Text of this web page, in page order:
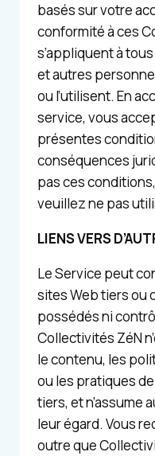
basés sur votre
conformité à ces
s’appliquent à
et autres
ou l’utilisent. En
service, vous
présentes
conséquences
pas ces
veuillez ne pas
LIENS VERS
Le Service peut
sites Web tiers ou
possédés ni
Collectivités ZéN
le contenu, les
ou les pratiques
tiers, et n’assume
leur égard. Vous
outre que